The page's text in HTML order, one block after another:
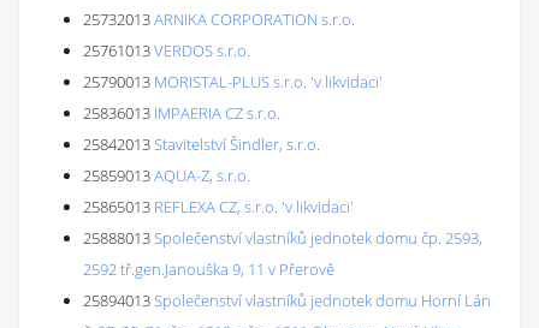
25732013ARNIKA CORPORATION s.r.o.
25761013VERDOS s.r.o.
25790013 MORISTAL-PLUS s.r.o. 'v likvidaci'
25836013 IMPAERIA CZ s.r.o.
25842013Stavitelství Šindler, s.r.o.
25859013AQUA-Z, s.r.o.
25865013 REFLEXA CZ, s.r.o. 'v likvidaci'
25888013Společenství vlastníků jednotek domu čp. 2593,
2592 tř.gen.Janouška 9, 11 v Přerově
25894013Společenství vlastníků jednotek domu Horní Lán